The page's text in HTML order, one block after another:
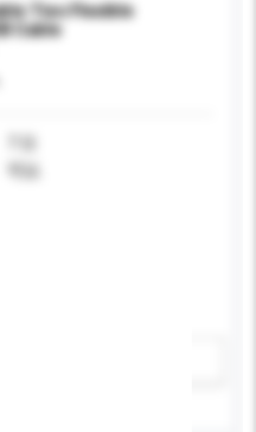
Ties Flexible
Cable
可以